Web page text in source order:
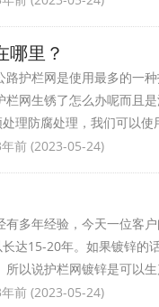
哪里？
护栏网是使用最多的一
网生锈了怎么办呢而且
理防腐处理，我们可以
前 (2023-05-24)
多年经验，今天一位客
达15-20年。如果镀锌的
以说护栏网镀锌是可以
前 (2023-05-24)